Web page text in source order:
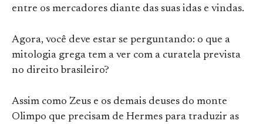
entre os mercadores diante das suas idas e vindas.
Agora, você deve estar se perguntando: o que a
mitologia grega tem a ver com a curatela prevista
no direito brasileiro?
Assim como Zeus e os demais deuses do monte
Olimpo que precisam de Hermes para traduzir as